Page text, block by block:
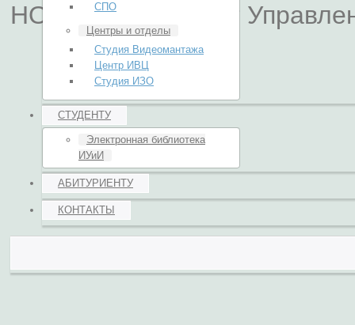
СПО
Центры и отделы
Студия Видеомантажа
Центр ИВЦ
Студия ИЗО
СТУДЕНТУ
Электронная библиотека
ИУиИ
АБИТУРИЕНТУ
КОНТАКТЫ
НОУ ВПО Институт